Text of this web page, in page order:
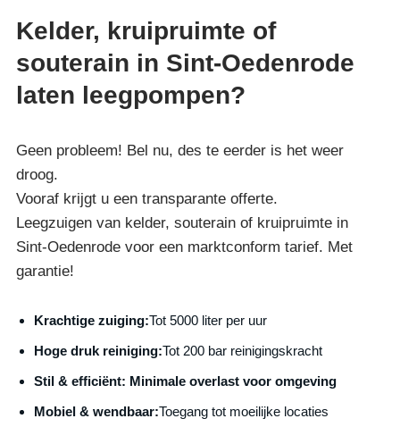
Kelder, kruipruimte of
souterain in Sint-Oedenrode
laten leegpompen?
Geen probleem! Bel nu, des te eerder is het weer
droog.
Vooraf krijgt u een transparante offerte.
Leegzuigen van kelder, souterain of kruipruimte in
Sint-Oedenrode voor een marktconform tarief. Met
garantie!
Krachtige zuiging:Tot 5000 liter per uur
Hoge druk reiniging:Tot 200 bar reinigingskracht
Stil & efficiënt: Minimale overlast voor omgeving
Mobiel & wendbaar:Toegang tot moeilijke locaties